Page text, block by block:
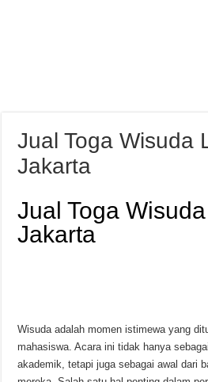
Jual Toga Wisuda
Jakarta
Jual Toga
Jakarta
Wisuda adalah momen istimewa yang
mahasiswa. Acara ini tidak hanya
akademik, tetapi juga sebagai awal dari